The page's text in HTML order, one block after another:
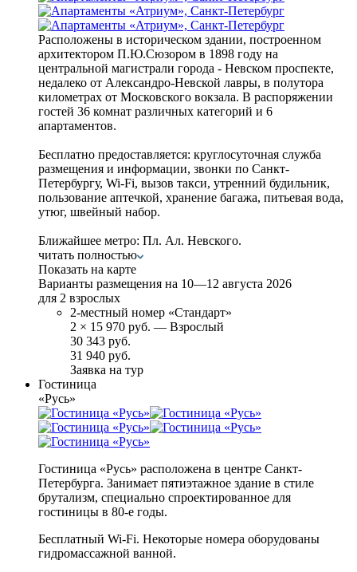
Расположены в историческом здании, построенном
архитектором П.Ю.Сюзором в 1898 году на
центральной магистрали города - Невском проспекте,
недалеко от Александро-Невской лавры, в полутора
километрах от Московского вокзала. В распоряжении
гостей 36 комнат различных категорий и 6
апартаментов.
Бесплатно предоставляется: круглосуточная служба
размещения и информации, звонки по Санкт-
Петербургу, Wi-Fi, вызов такси, утренний будильник,
пользование аптечкой, хранение багажа, питьевая вода,
утюг, швейный набор.
Ближайшее метро: Пл. Ал. Невского.
читать полностью
Показать на карте
Варианты размещения на 10—12 августа 2026
для 2 взрослых
2-местный номер «Стандарт»
2 × 15 970 руб. — Взрослый
30 343 руб.
31 940 руб.
Заявка на тур
Гостиница
«Русь»
Гостиница «Русь» расположена в центре Санкт-
Петербурга. Занимает пятиэтажное здание в стиле
брутализм, специально спроектированное для
гостиницы в 80-е годы.
Бесплатный Wi-Fi. Некоторые номера оборудованы
гидромассажной ванной.